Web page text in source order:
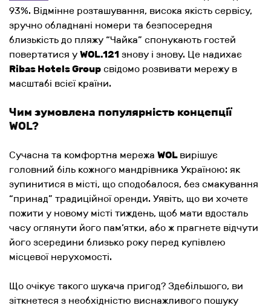
93%. Відмінне розташування, висока якість сервісу,
зручно обладнані номери та безпосередня
близькість до пляжу “Чайка” спонукають гостей
повертатися у WOL.121 знову і знову. Це надихає
Ribas Hotels Group свідомо розвивати мережу в
масштабі всієї країни.
Чим зумовлена популярність концепції
WOL?
Сучасна та комфортна мережа WOL вирішує
головний біль кожного мандрівника Україною: як
зупинитися в місті, що сподобалося, без смакування
“принад” традиційної оренди. Уявіть, що ви хочете
пожити у новому місті тиждень, щоб мати вдосталь
часу оглянути його пам’ятки, або ж прагнете відчути
його зсередини близько року перед купівлею
місцевої нерухомості.
Що очікує такого шукача пригод? Здебільшого, ви
зіткнетеся з необхідністю виснажливого пошуку